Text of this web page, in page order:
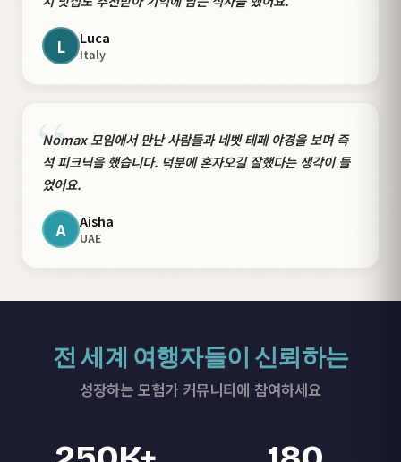
L Luca
Italy
“
Nomax 모임에서 만난 사람들과 네벳 테페 야경을 보며 즉
석 피크닉을 했습니다. 덕분에 혼자오길 잘했다는 생각이 들
었어요.
A Aisha
UAE
전 세계 여행자들이 신뢰하는
성장하는 모험가 커뮤니티에 참여하세요